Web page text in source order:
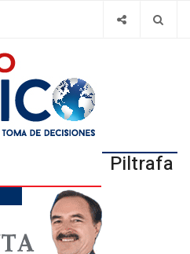
Piltrafa